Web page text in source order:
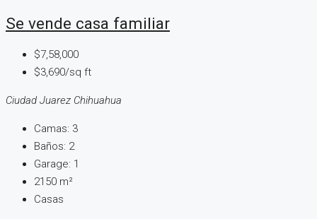
Se vende casa familiar
$7,58,000
$3,690/sq ft
Ciudad Juarez Chihuahua
Camas: 3
Baños: 2
Garage: 1
2150 m²
Casas